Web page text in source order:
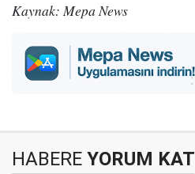
Kaynak: Mepa News
HABERE YORUM KAT